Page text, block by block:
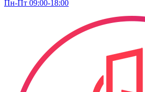
Пн-Пт 09:00-18:00